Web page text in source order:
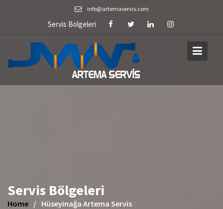
info@artemaservis.com
Servis Bölgeleri
Servis Bölgeleri
Home Hüseyinağa Artema Servis